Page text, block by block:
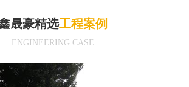
晟豪精选工程案例
ENGINEERING CASE